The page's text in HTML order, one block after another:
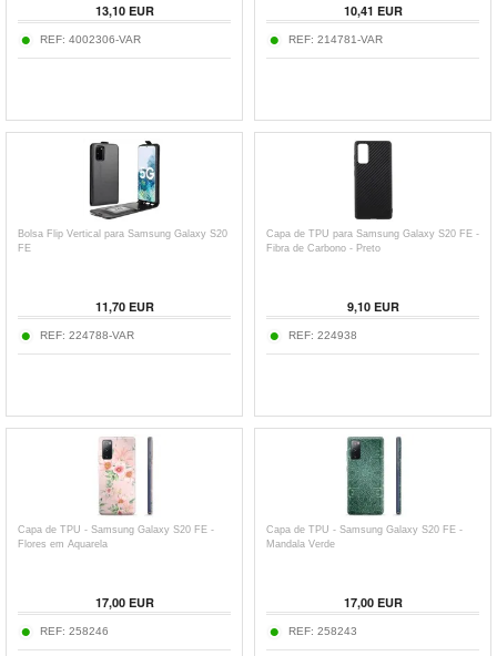
13,10EUR
REF: 4002306-VAR
10,41 EUR
REF: 214781-VAR
Bolsa Flip Vertical para Samsung Galaxy S20
FE
11,70EUR
REF: 224788-VAR
Capa de TPU para Samsung Galaxy S20 FE -
Fibra de Carbono - Preto
9,10EUR
REF: 224938
Capa de TPU - Samsung Galaxy S20 FE -
Flores em Aquarela
17,00EUR
REF: 258246
Capa de TPU - Samsung Galaxy S20 FE -
Mandala Verde
17,00EUR
REF: 258243